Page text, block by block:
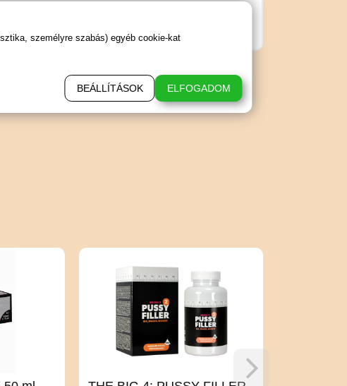
személyre szabás) egyéb cookie-kat
BEÁLLÍTÁSOK ELFOGADOM